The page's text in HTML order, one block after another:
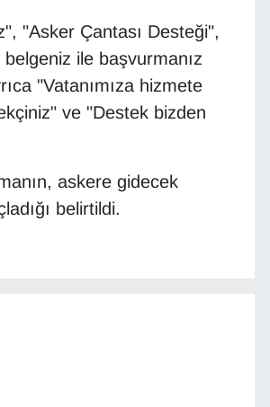
"Asker Çantası Desteği",
ile başvurmanız
"Vatanımıza hizmete
ve "Destek bizden
askere gidecek
belirtildi.